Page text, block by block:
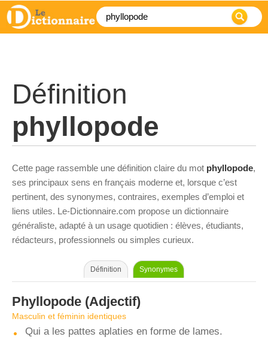
Définition
phyllopode
Cette page rassemble une définition claire du mot phyllopode,
ses principaux sens en français moderne et, lorsque c’est
pertinent, des synonymes, contraires, exemples d’emploi et
liens utiles. Le-Dictionnaire.com propose un dictionnaire
généraliste, adapté à un usage quotidien : élèves, étudiants,
rédacteurs, professionnels ou simples curieux.
Définition Synonymes
Phyllopode (Adjectif)
Masculin et féminin identiques
Qui a les pattes aplaties en forme de lames.